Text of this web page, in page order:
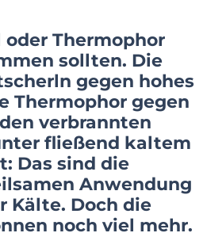
Thermophor
sollten. Die
gegen hohes
Thermophor gegen
verbrannten
fließend kaltem
Das sind die
Anwendung
Kälte. Doch die
noch viel mehr.